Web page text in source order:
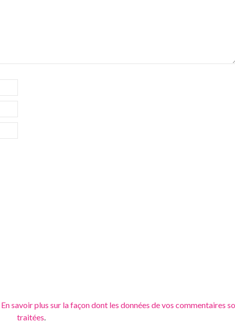
En savoir plus sur la façon dont les données de vos commentaires
traitées.